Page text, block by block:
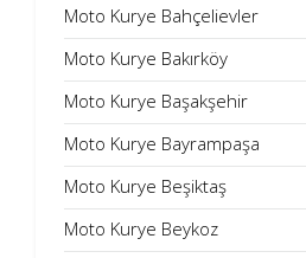
Moto Kurye Bahçelievler
Moto Kurye Bakırköy
Moto Kurye Başakşehir
Moto Kurye Bayrampaşa
Moto Kurye Beşiktaş
Moto Kurye Beykoz